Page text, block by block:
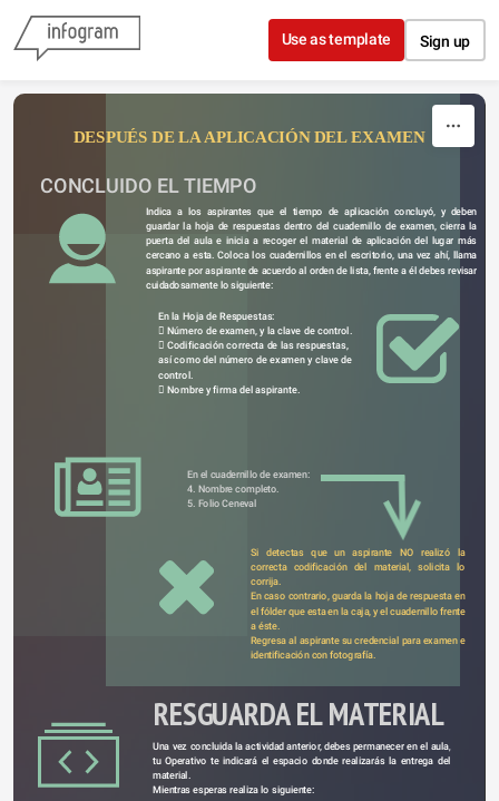
Skip to content
Use as template Sign up
DESPUÉS DE LA APLICACIÓN DEL EXAMEN
CONCLUIDO EL TIEMPO
Indica a los aspirantes que el tiempo de aplicación concluyó, y deben
guardar la hoja de respuestas dentro del cuadernillo de examen, cierra la
puerta del aula e inicia a recoger el material de aplicación del lugar más
cercano a esta. Coloca los cuadernillos en el escritorio, una vez ahí, llama
aspirante por aspirante de acuerdo al orden de lista, frente a él debes revisar
cuidadosamente lo siguiente:
En la Hoja de Respuestas:
 Número de examen, y la clave de control.
 Codificación correcta de las respuestas,
así como del número de examen y clave de
control.
 Nombre y firma del aspirante.
En el cuadernillo de examen:
4. Nombre completo.
5. Folio Ceneval
Si detectas que un aspirante NO realizó la
correcta codificación del material, solicita lo
corrija.
En caso contrario, guarda la hoja de respuesta en
el fólder que esta en la caja, y el cuadernillo frente
a éste.
Regresa al aspirante su credencial para examen e
identificación con fotografía.
RESGUARDA EL MATERIAL
DE APLICACIÓN
Una vez concluida la actividad anterior, debes permanecer en el aula,
tu Operativo te indicará el espacio donde realizarás la entrega del
material.
Mientras esperas realiza lo siguiente: